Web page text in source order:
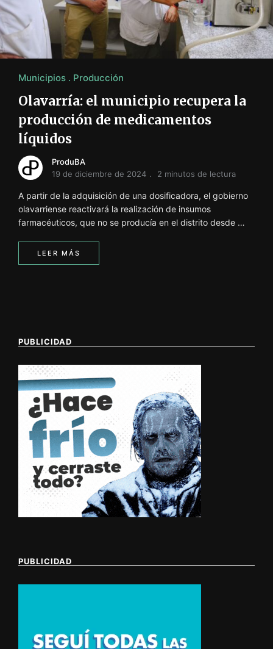
i
ó
INFORMACIÓN SOBRE LA PRODUCCIÓN EN LA
Municipios Producción
Olavarría: el municipio recupera la
producción de medicamentos
líquidos
ProduBA
19 de diciembre de 2024
2 minutos de lectura
A partir de la adquisición de una dosificadora, el gobierno
olavarriense reactivará la realización de insumos
farmacéuticos, que no se producía en el distrito desde …
LEER MÁS
PUBLICIDAD
PUBLICIDAD